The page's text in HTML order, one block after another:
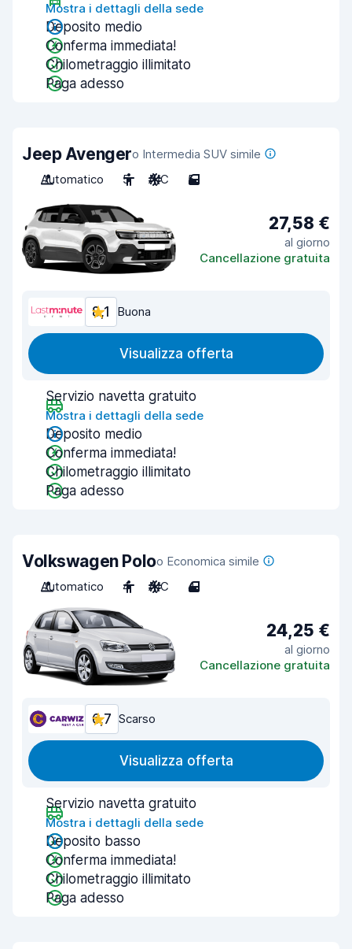
Mostra i dettagli della sede
Deposito medio
Conferma immediata!
Chilometraggio illimitato
Paga adesso
Jeep Avengero Intermedia SUV simile
Automatico
5 A/C 5
27,58 €
al giorno
Cancellazione gratuita
8,1 Buona
Visualizza offerta
Servizio navetta gratuito
Mostra i dettagli della sede
Deposito medio
Conferma immediata!
Chilometraggio illimitato
Paga adesso
Volkswagen Poloo Economica simile
Automatico
4 A/C 4
24,25 €
al giorno
Cancellazione gratuita
6,7 Scarso
Visualizza offerta
Servizio navetta gratuito
Mostra i dettagli della sede
Deposito basso
Conferma immediata!
Chilometraggio illimitato
Paga adesso